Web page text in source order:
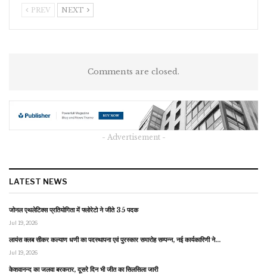
PREV NEXT
Comments are closed.
- Advertisement -
LATEST NEWS
जोनल एथलेटिक्स प्रतियोगिता में फ्लोरेटो ने जीते 35 पदक
Jul 19, 2026
लायंस क्लब सीकर कल्याण धणी का पदस्थापना एवं पुरस्कार समारोह सम्पन्न, नई कार्यकारिणी ने…
Jul 19, 2026
केशवानन्द का जलवा बरकरार, दूसरे दिन भी जीत का सिलसिला जारी